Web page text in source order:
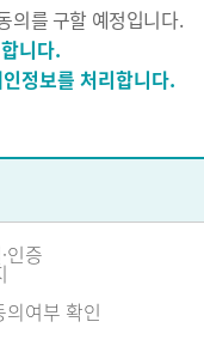
의를 구할 예정입니다.
니다.
정보를 처리합니다.
인증
여부 확인